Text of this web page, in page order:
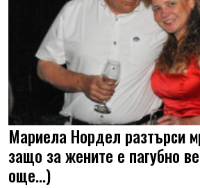
Мариела Нордел разтърси
защо за жените е пагубно
още...)